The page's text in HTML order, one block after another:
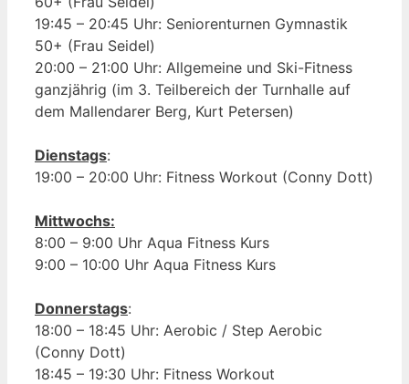
19:45 – 20:45 Uhr: Seniorenturnen Gymnastik
50+ (Frau Seidel)
20:00 – 21:00 Uhr: Allgemeine und Ski-Fitness
ganzjährig (im 3. Teilbereich der Turnhalle auf
dem Mallendarer Berg, Kurt Petersen)
Dienstags:
19:00 – 20:00 Uhr: Fitness Workout (Conny Dott)
Mittwochs:
8:00 – 9:00 Uhr Aqua Fitness Kurs
9:00 – 10:00 Uhr Aqua Fitness Kurs
Donnerstags:
18:00 – 18:45 Uhr: Aerobic / Step Aerobic
(Conny Dott)
18:45 – 19:30 Uhr: Fitness Workout